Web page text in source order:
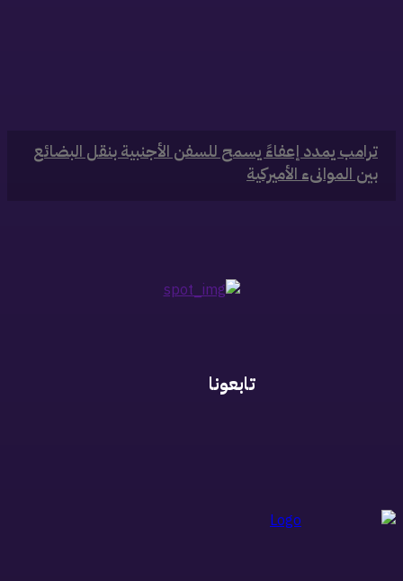
‏ترامب يمدد إعفاءً يسمح للسفن الأجنبية بنقل البضائع
بين الموانىء الأميركية
تابعونا